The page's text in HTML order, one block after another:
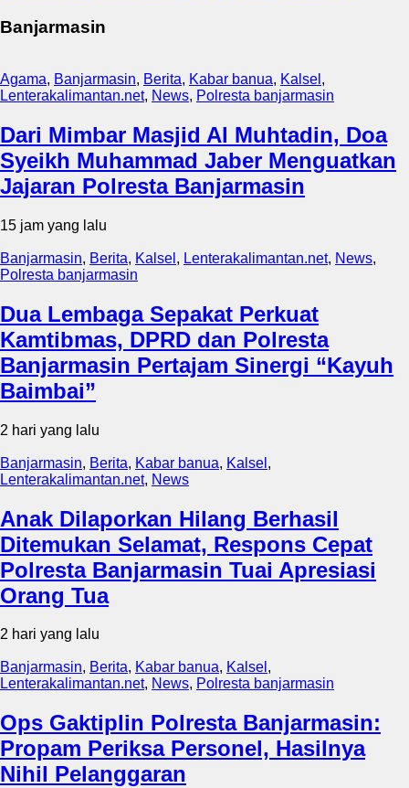
Banjarmasin
Agama, Banjarmasin, Berita, Kabar banua, Kalsel ,
Lenterakalimantan.net, News, Polresta banjarmasin
Dari Mimbar Masjid Al Muhtadin, Doa
Syeikh Muhammad Jaber Menguatkan
Jajaran Polresta Banjarmasin
15 jam yang lalu
Banjarmasin, Berita, Kalsel , Lenterakalimantan.net, News,
Polresta banjarmasin
Dua Lembaga Sepakat Perkuat
Kamtibmas, DPRD dan Polresta
Banjarmasin Pertajam Sinergi “Kayuh
Baimbai”
2 hari yang lalu
Banjarmasin, Berita, Kabar banua, Kalsel ,
Lenterakalimantan.net, News
Anak Dilaporkan Hilang Berhasil
Ditemukan Selamat, Respons Cepat
Polresta Banjarmasin Tuai Apresiasi
Orang Tua
2 hari yang lalu
Banjarmasin, Berita, Kabar banua, Kalsel ,
Lenterakalimantan.net, News, Polresta banjarmasin
Ops Gaktiplin Polresta Banjarmasin:
Propam Periksa Personel, Hasilnya
Nihil Pelanggaran